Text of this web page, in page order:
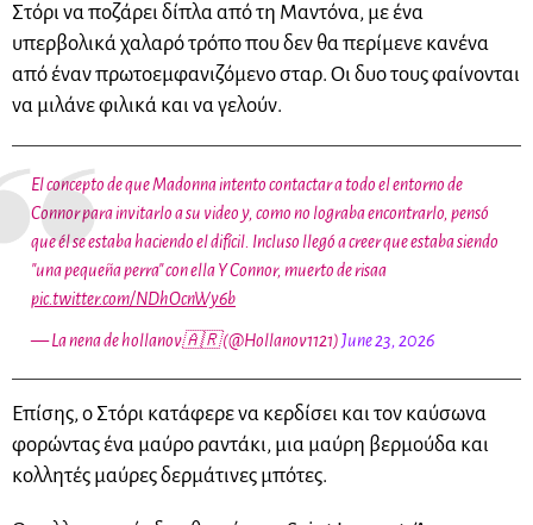
Στόρι να ποζάρει δίπλα από τη Μαντόνα, με ένα
υπερβολικά χαλαρό τρόπο που δεν θα περίμενε κανένα
από έναν πρωτοεμφανιζόμενο σταρ. Οι δυο τους φαίνονται
να μιλάνε φιλικά και να γελούν.
El concepto de que Madonna intento contactar a todo el entorno de
Connor para invitarlo a su video y, como no lograba encontrarlo, pensó
que él se estaba haciendo el difícil. Incluso llegó a creer que estaba siendo
"una pequeña perra" con ella Y Connor, muerto de risaa
pic.twitter.com/NDhOcnWy6b
— La nena de hollanov🇦🇷 (@Hollanov1121)June 23, 2026
Επίσης, ο Στόρι κατάφερε να κερδίσει και τον καύσωνα
φορώντας ένα μαύρο ραντάκι, μια μαύρη βερμούδα και
κολλητές μαύρες δερμάτινες μπότες.